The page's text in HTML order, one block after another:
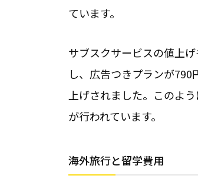
ています。
サブスクサービスの値上
し、広告つきプランが
上げされました。このよ
が行われています。
海外旅行と留学費用